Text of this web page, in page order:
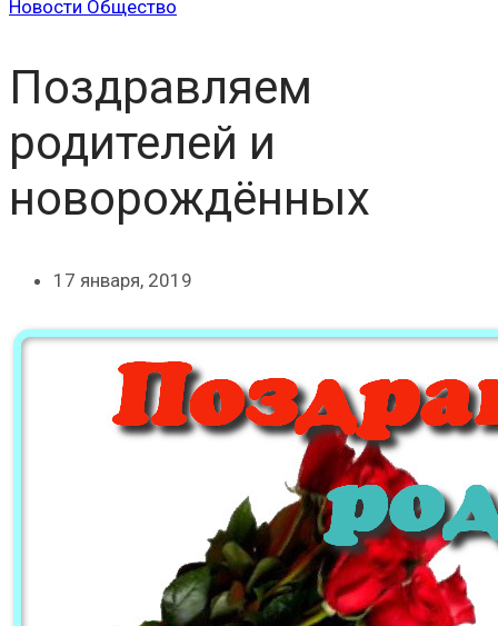
Новости Общество
Поздравляем
родителей и
новорождённых
17 января, 2019